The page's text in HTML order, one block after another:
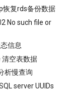
恢复rds备份数据
No such file or
信息
空表数据
析慢查询
server UUIDs